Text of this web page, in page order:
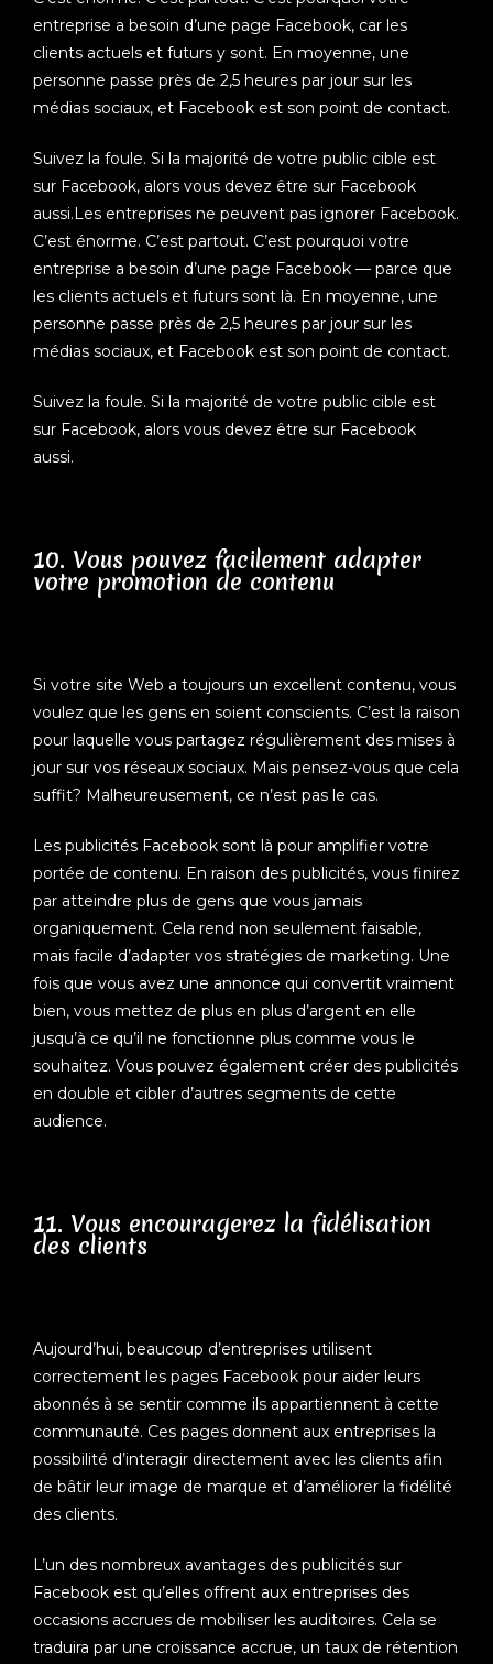
entreprise a besoin d’une page Facebook, car les
clients actuels et futurs y sont. En moyenne, une
personne passe près de 2,5 heures par jour sur les
médias sociaux, et Facebook est son point de contact.
Suivez la foule. Si la majorité de votre public cible est
sur Facebook, alors vous devez être sur Facebook
aussi.Les entreprises ne peuvent pas ignorer Facebook.
C’est énorme. C’est partout. C’est pourquoi votre
entreprise a besoin d’une page Facebook — parce que
les clients actuels et futurs sont là. En moyenne, une
personne passe près de 2,5 heures par jour sur les
médias sociaux, et Facebook est son point de contact.
Suivez la foule. Si la majorité de votre public cible est
sur Facebook, alors vous devez être sur Facebook
aussi.
10. Vous pouvez facilement adapter
votre promotion de contenu
Si votre site Web a toujours un excellent contenu, vous
voulez que les gens en soient conscients. C’est la raison
pour laquelle vous partagez régulièrement des mises à
jour sur vos réseaux sociaux. Mais pensez-vous que cela
suffit? Malheureusement, ce n’est pas le cas.
Les publicités Facebook sont là pour amplifier votre
portée de contenu. En raison des publicités, vous finirez
par atteindre plus de gens que vous jamais
organiquement. Cela rend non seulement faisable,
mais facile d’adapter vos stratégies de marketing. Une
fois que vous avez une annonce qui convertit vraiment
bien, vous mettez de plus en plus d’argent en elle
jusqu’à ce qu’il ne fonctionne plus comme vous le
souhaitez. Vous pouvez également créer des publicités
en double et cibler d’autres segments de cette
audience.
11. Vous encouragerez la fidélisation
des clients
Aujourd’hui, beaucoup d’entreprises utilisent
correctement les pages Facebook pour aider leurs
abonnés à se sentir comme ils appartiennent à cette
communauté. Ces pages donnent aux entreprises la
possibilité d’interagir directement avec les clients afin
de bâtir leur image de marque et d’améliorer la fidélité
des clients.
L’un des nombreux avantages des publicités sur
Facebook est qu’elles offrent aux entreprises des
occasions accrues de mobiliser les auditoires. Cela se
traduira par une croissance accrue, un taux de rétention